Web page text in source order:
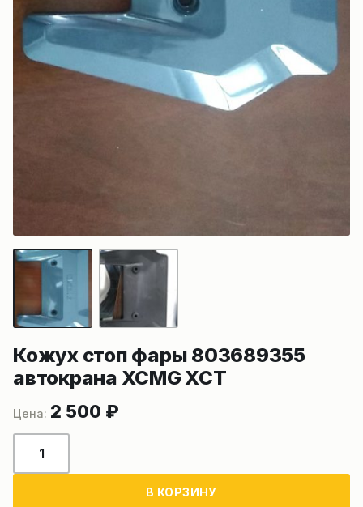
Кожух стоп фары 803689355
автокрана XCMG XCT
2 500 ₽
товара
В КОРЗИНУ